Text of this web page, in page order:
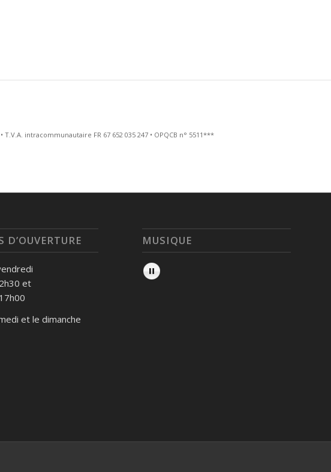
• T.V.A. intracommunautaire FR 67 652 035 247 • OPQCB n° 5511***
D’OUVERTURE
et
et le dimanche
MUSIQUE